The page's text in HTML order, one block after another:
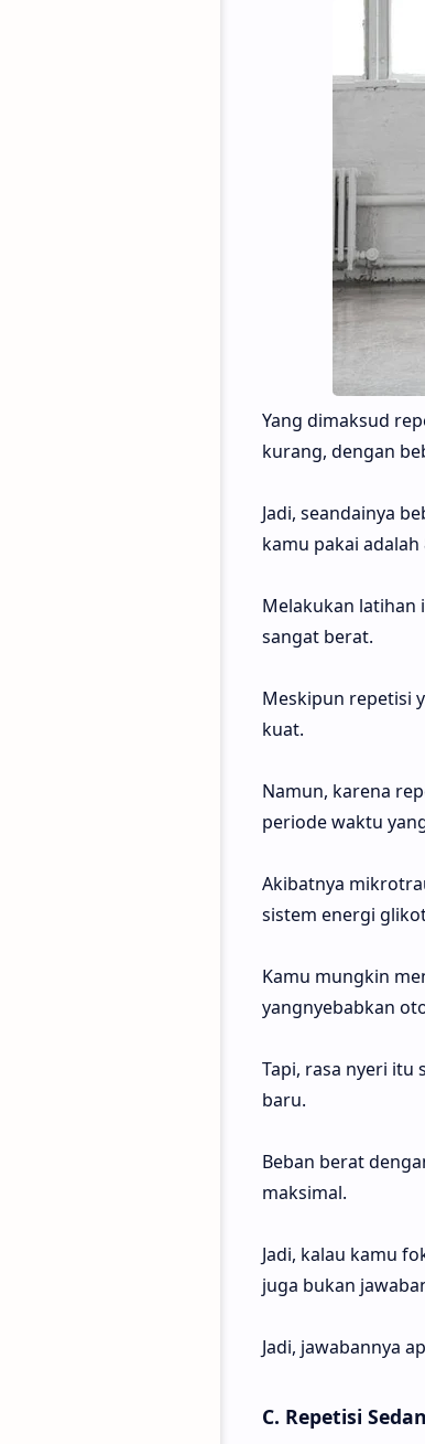
Yang dimaksud
kurang, dengan
Jadi, seandainya
kamu pakai adalah
Melakukan latihan
sangat berat.
Meskipun repetisi
kuat.
Namun, karena
periode waktu
Akibatnya
sistem energi
Kamu mungkin
yangnyebabkan
Tapi, rasa nyeri
baru.
Beban berat
maksimal.
Jadi, kalau kamu
juga bukan
Jadi, jawabannya
C. Repetisi